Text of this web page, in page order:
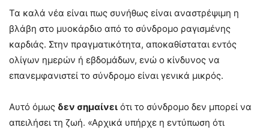
Τα καλά νέα είναι πως συνήθως είναι αναστρέψιμη η
βλάβη στο μυοκάρδιο από το σύνδρομο ραγισμένης
καρδιάς. Στην πραγματικότητα, αποκαθίσταται εντός
ολίγων ημερών ή εβδομάδων, ενώ ο κίνδυνος να
επανεμφανιστεί το σύνδρομο είναι γενικά μικρός.
Αυτό όμως δεν σημαίνει ότι το σύνδρομο δεν μπορεί να
απειλήσει τη ζωή. «Αρχικά υπήρχε η εντύπωση ότι